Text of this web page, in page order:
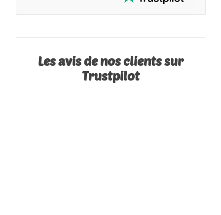
Les avis de nos clients sur
Trustpilot